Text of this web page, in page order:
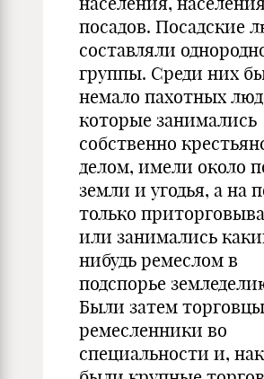
посадов. Посадские
составляли
группы. Среди них
немало пахотных
которые занимались
собственно
делом, имели около
земли и угодья, а на
только
или занимались
нибудь ремеслом в
подспорье
Были затем
ремесленники во
специальности и,